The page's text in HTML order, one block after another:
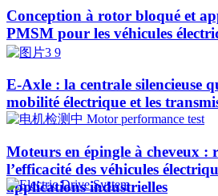
Conception à rotor bloqué et
PMSM pour les véhicules
E-Axle : la centrale silencieuse
mobilité électrique et les
Moteurs en épingle à cheveux :
l’efficacité des véhicules
applications industrielles